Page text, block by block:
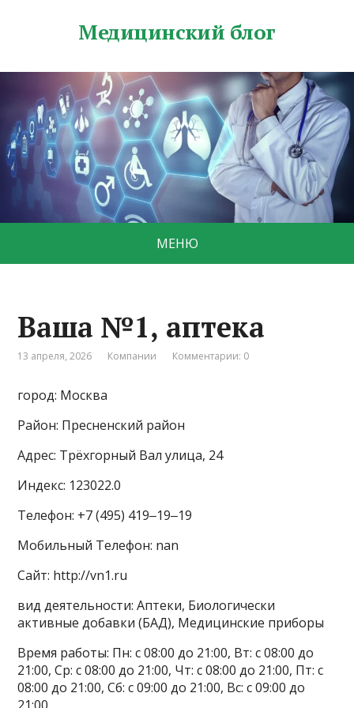
Медицинский блог
МЕНЮ
Ваша №1, аптека
13 апреля, 2026 Компании Комментарии: 0
город: Москва
Район: Пресненский район
Адрес: Трёхгорный Вал улица, 24
Индекс: 123022.0
Телефон: +7 (495) 419‒19‒19
Мобильный Телефон: nan
Сайт: http://vn1.ru
вид деятельности: Аптеки, Биологически
активные добавки (БАД), Медицинские приборы
Время работы: Пн: с 08:00 до 21:00, Вт: с 08:00 до
21:00, Ср: с 08:00 до 21:00, Чт: с 08:00 до 21:00, Пт: с
08:00 до 21:00, Сб: с 09:00 до 21:00, Вс: с 09:00 до